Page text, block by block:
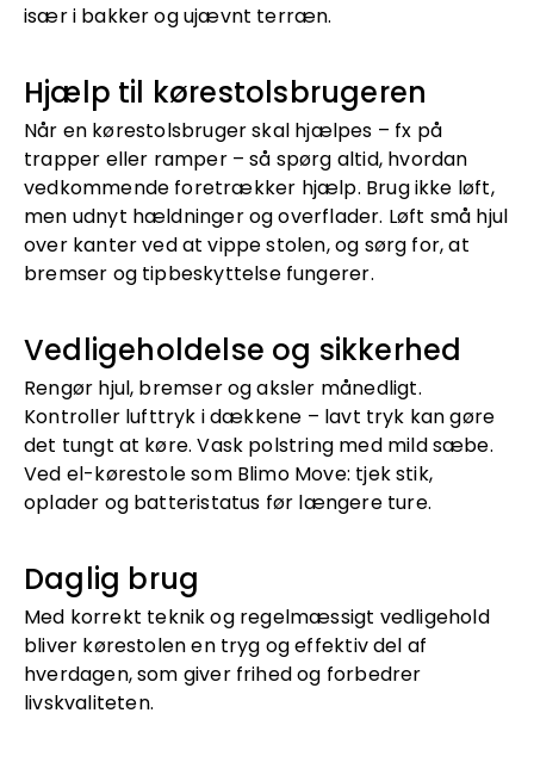
især i bakker og ujævnt terræn.
Hjælp til kørestolsbrugeren
Når en kørestolsbruger skal hjælpes – fx på
trapper eller ramper – så spørg altid, hvordan
vedkommende foretrækker hjælp. Brug ikke løft,
men udnyt hældninger og overflader. Løft små hjul
over kanter ved at vippe stolen, og sørg for, at
bremser og tipbeskyttelse fungerer.
Vedligeholdelse og sikkerhed
Rengør hjul, bremser og aksler månedligt.
Kontroller lufttryk i dækkene – lavt tryk kan gøre
det tungt at køre. Vask polstring med mild sæbe.
Ved el-kørestole som Blimo Move: tjek stik,
oplader og batteristatus før længere ture.
Daglig brug
Med korrekt teknik og regelmæssigt vedligehold
bliver kørestolen en tryg og effektiv del af
hverdagen, som giver frihed og forbedrer
livskvaliteten.